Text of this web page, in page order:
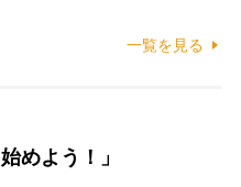
一覧を見る
めよう！」